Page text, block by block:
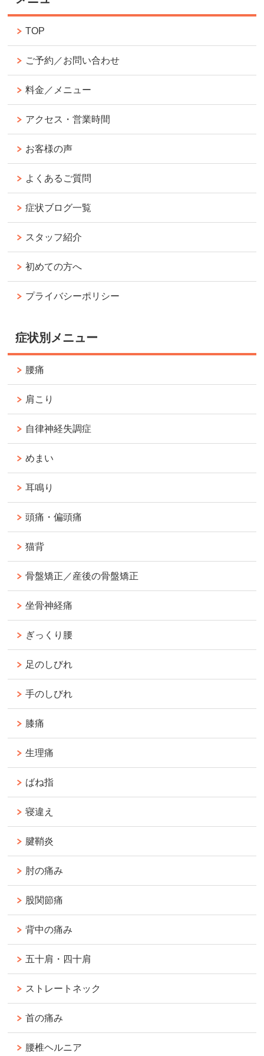
TOP
ご予約／お問い合わせ
料金／メニュー
アクセス・営業時間
お客様の声
よくあるご質問
症状ブログ一覧
スタッフ紹介
初めての方へ
プライバシーポリシー
症状別メニュー
腰痛
肩こり
自律神経失調症
めまい
耳鳴り
頭痛・偏頭痛
猫背
骨盤矯正／産後の骨盤矯正
坐骨神経痛
ぎっくり腰
足のしびれ
手のしびれ
膝痛
生理痛
ばね指
寝違え
腱鞘炎
肘の痛み
股関節痛
背中の痛み
五十肩・四十肩
ストレートネック
首の痛み
腰椎ヘルニア